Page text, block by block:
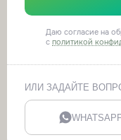
Даю согласие на
с политикой
ИЛИ ЗАДАЙТЕ